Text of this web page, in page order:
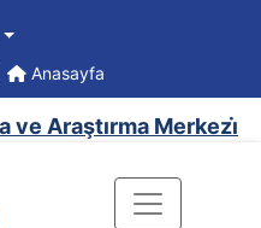
Anasayfa
ve Araştırma Merkezi̇